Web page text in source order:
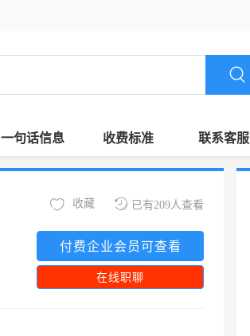
一句话信息 收费标准 联系客服
已有209人查看
收藏
付费企业会员可查看
在线职聊